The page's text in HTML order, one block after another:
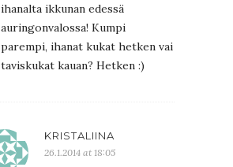
ihanalta ikkunan edessä
auringonvalossa! Kumpi
parempi, ihanat kukat hetken vai
taviskukat kauan? Hetken :)
KRISTALIINA
26.1.2014 at 18:05